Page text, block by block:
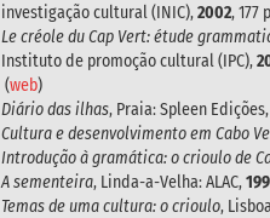
investigação cultural (INIC),2002, 177
Le créole du Cap Vert: étude
Instituto de promoção cultural (IPC),
(web)
Diário das ilhas, Praia: Spleen Edições,
Cultura e desenvolvimento em Cabo
Introdução à gramática: o crioulo de
A sementeira, Linda-a-Velha: ALAC,
Temas de uma cultura: o crioulo,